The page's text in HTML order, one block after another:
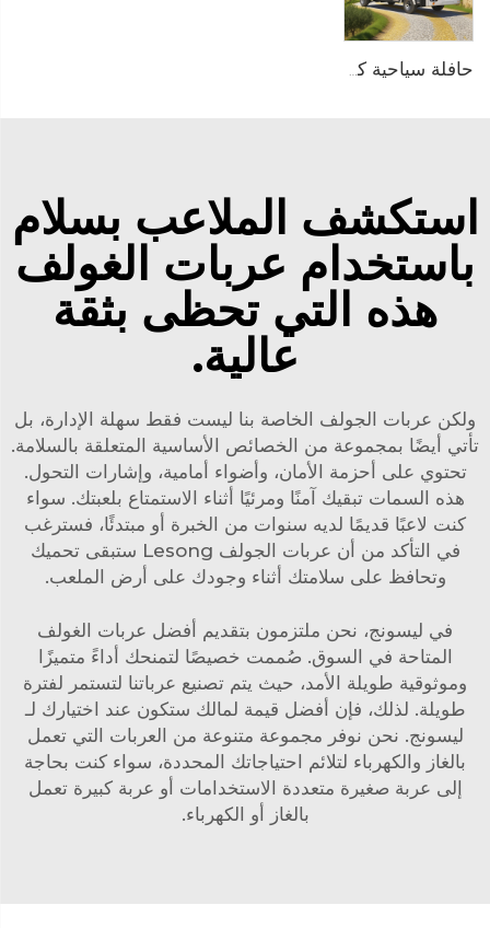
استكشف الملاعب بسلام
باستخدام عربات الغولف
هذه التي تحظى بثقة
عالية.
ولكن عربات الجولف الخاصة بنا ليست فقط سهلة الإدارة، بل
تأتي أيضًا بمجموعة من الخصائص الأساسية المتعلقة بالسلامة.
تحتوي على أحزمة الأمان، وأضواء أمامية، وإشارات التحول.
هذه السمات تبقيك آمنًا ومرئيًا أثناء الاستمتاع بلعبتك. سواء
كنت لاعبًا قديمًا لديه سنوات من الخبرة أو مبتدئًا، فسترغب
في التأكد من أن عربات الجولف Lesong ستبقى تحميك
وتحافظ على سلامتك أثناء وجودك على أرض الملعب.
في ليسونج، نحن ملتزمون بتقديم أفضل عربات الغولف
المتاحة في السوق. صُممت خصيصًا لتمنحك أداءً متميزًا
وموثوقية طويلة الأمد، حيث يتم تصنيع عرباتنا لتستمر لفترة
طويلة. لذلك، فإن أفضل قيمة لمالك ستكون عند اختيارك لـ
ليسونج. نحن نوفر مجموعة متنوعة من العربات التي تعمل
بالغاز والكهرباء لتلائم احتياجاتك المحددة، سواء كنت بحاجة
إلى عربة صغيرة متعددة الاستخدامات أو عربة كبيرة تعمل
بالغاز أو الكهرباء.